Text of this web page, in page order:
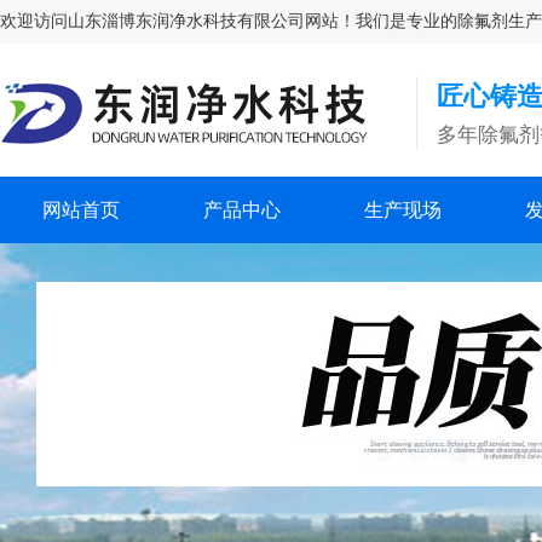
欢迎访问山东淄博东润净水科技有限公司网站！我们是专业的除氟剂生
匠心铸
多年除氟
网站首页 产品中心 生产现场